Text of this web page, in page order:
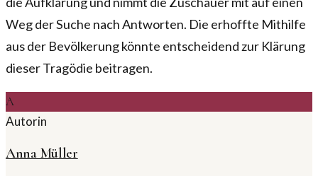
Weg der Suche nach Antworten. Die erhoffte Mithilfe
aus der Bevölkerung könnte entscheidend zur Klärung
dieser Tragödie beitragen.
A
Autorin
Anna Müller